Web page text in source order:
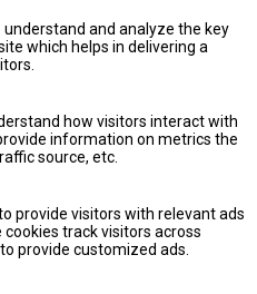
and analyze the key
which helps in delivering a
how visitors interact with
information on metrics the
source, etc.
provide visitors with relevant ads
track visitors across
provide customized ads.